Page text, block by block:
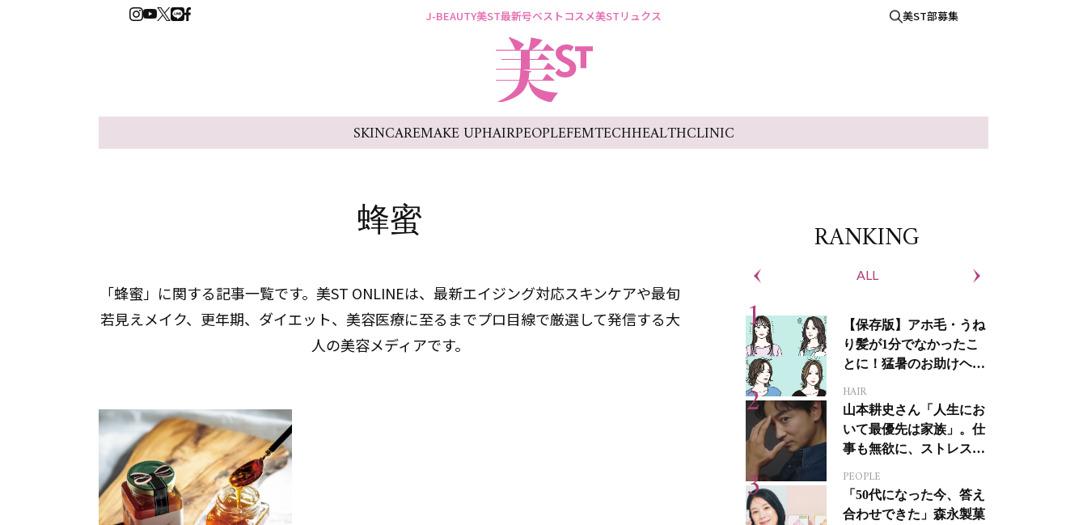
J-BEAUTY美ST最新号ベストコスメ美STリュクス 美ST部募集
SKINCAREMAKE UPHAIRPEOPLEFEMTECHHEALTHCLINIC
蜂蜜
「蜂蜜」に関する記事一覧です。美ST ONLINEは、最新エイジング対応スキンケアや最旬
若見えメイク、更年期、ダイエット、美容医療に至るまでプロ目線で厳選して発信する大
人の美容メディアです。
RANKING
ALL
【保存版】アホ毛・うね
り髪が1分でなかったこ
とに！猛暑のお助けヘア
HAIR
山本耕史さん「人生にお
いて最優先は家族」。仕
事も無欲に、ストレスを
PEOPLE
「50代になった今、答え
合わせできた」森永製菓